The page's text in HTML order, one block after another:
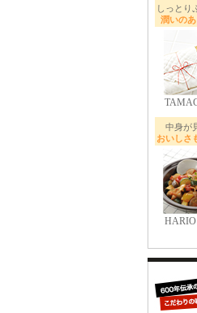
しっとり
潤いの
中身が
おいしさ
HARIO